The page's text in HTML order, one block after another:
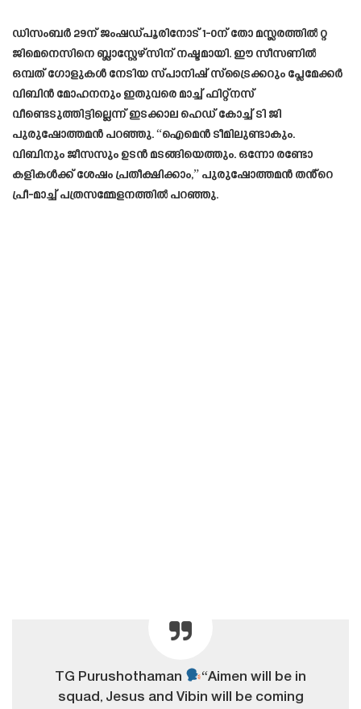
ഡിസംബർ 29ന് ജംഷഡ്പൂരിനോട് 1-0ന് തോ മസ്ലരത്തിൽ റ്റ
ജിമെനെസിനെ ബ്ലാസ്റ്റേഴ്‌സിന് നഷ്ടമായി. ഈ സീസണിൽ
ഒമ്പത് ഗോളുകൾ നേടിയ സ്പാനിഷ് സ്‌ട്രൈക്കറും പ്ലേമേക്കർ
വിബിൻ മോഹനനും ഇതുവരെ മാച്ച് ഫിറ്റ്‌നസ്
വീണ്ടെടുത്തിട്ടില്ലെന്ന് ഇടക്കാല ഹെഡ് കോച്ച് ടി ജി
പുരുഷോത്തമൻ പറഞ്ഞു. “ഐമെൻ ടീമിലുണ്ടാകും.
വിബിനും ജീസസും ഉടൻ മടങ്ങിയെത്തും. ഒന്നോ രണ്ടോ
കളികൾക്ക് ശേഷം പ്രതീക്ഷിക്കാം,” പുരുഷോത്തമൻ തൻ്റെ
പ്രീ-മാച്ച് പത്രസമ്മേളനത്തിൽ പറഞ്ഞു.
TG Purushothaman
“Aimen will be in
squad, Jesus and Vibin will be coming